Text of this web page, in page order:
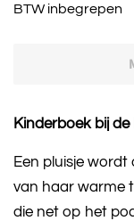
BTW inbegrepen
Kinderboek bij
Een pluisje
van haar warme
die net op het